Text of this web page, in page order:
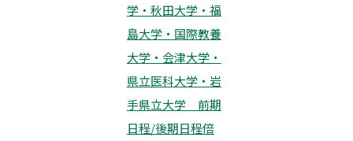
学・秋田大学・福
島大学・国際教養
大学・会津大学・
県立医科大学・岩
手県立大学 前期
日程/後期日程倍